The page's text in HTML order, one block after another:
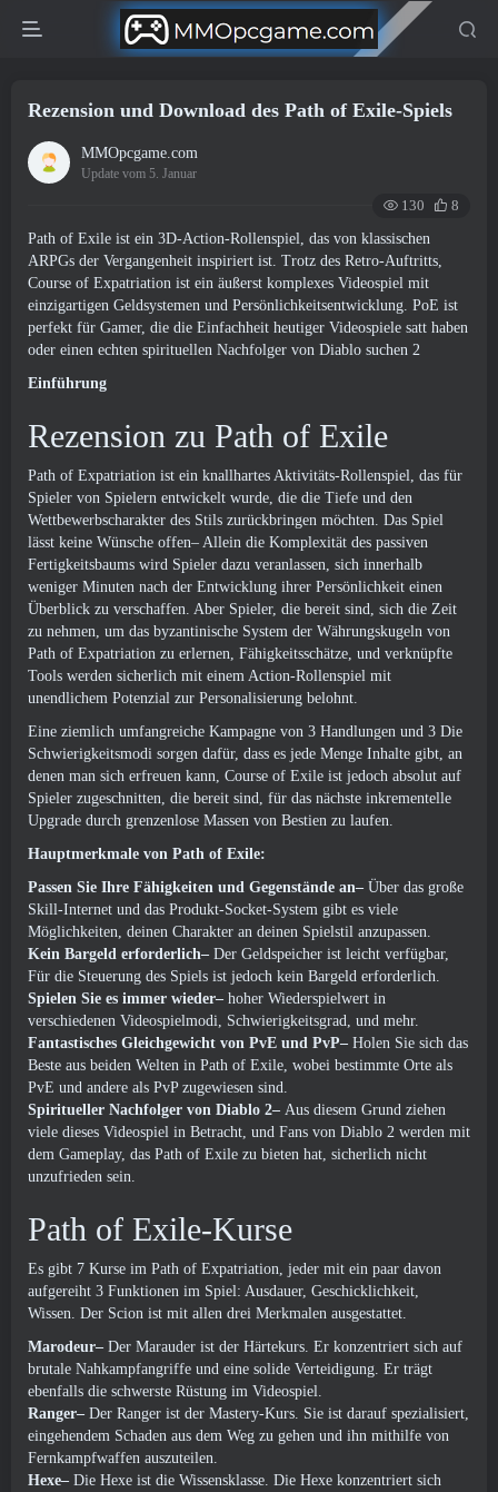
Rezension und Download des Path of Exile-Spiels
MMOpcgame.com
Update vom 5. Januar
130
8
Path of Exile ist ein 3D-Action-Rollenspiel, das von klassischen
ARPGs der Vergangenheit inspiriert ist. Trotz des Retro-Auftritts,
Course of Expatriation ist ein äußerst komplexes Videospiel mit
einzigartigen Geldsystemen und Persönlichkeitsentwicklung. PoE ist
perfekt für Gamer, die die Einfachheit heutiger Videospiele satt haben
oder einen echten spirituellen Nachfolger von Diablo suchen 2
Einführung
Rezension zu Path of Exile
Path of Expatriation ist ein knallhartes Aktivitäts-Rollenspiel, das für
Spieler von Spielern entwickelt wurde, die die Tiefe und den
Wettbewerbscharakter des Stils zurückbringen möchten. Das Spiel
lässt keine Wünsche offen– Allein die Komplexität des passiven
Fertigkeitsbaums wird Spieler dazu veranlassen, sich innerhalb
weniger Minuten nach der Entwicklung ihrer Persönlichkeit einen
Überblick zu verschaffen. Aber Spieler, die bereit sind, sich die Zeit
zu nehmen, um das byzantinische System der Währungskugeln von
Path of Expatriation zu erlernen, Fähigkeitsschätze, und verknüpfte
Tools werden sicherlich mit einem Action-Rollenspiel mit
unendlichem Potenzial zur Personalisierung belohnt.
Eine ziemlich umfangreiche Kampagne von 3 Handlungen und 3 Die
Schwierigkeitsmodi sorgen dafür, dass es jede Menge Inhalte gibt, an
denen man sich erfreuen kann, Course of Exile ist jedoch absolut auf
Spieler zugeschnitten, die bereit sind, für das nächste inkrementelle
Upgrade durch grenzenlose Massen von Bestien zu laufen.
Hauptmerkmale von Path of Exile:
Passen Sie Ihre Fähigkeiten und Gegenstände an– Über das große
Skill-Internet und das Produkt-Socket-System gibt es viele
Möglichkeiten, deinen Charakter an deinen Spielstil anzupassen.
Kein Bargeld erforderlich– Der Geldspeicher ist leicht verfügbar,
Für die Steuerung des Spiels ist jedoch kein Bargeld erforderlich.
Spielen Sie es immer wieder– hoher Wiederspielwert in
verschiedenen Videospielmodi, Schwierigkeitsgrad, und mehr.
Fantastisches Gleichgewicht von PvE und PvP– Holen Sie sich das
Beste aus beiden Welten in Path of Exile, wobei bestimmte Orte als
PvE und andere als PvP zugewiesen sind.
Spiritueller Nachfolger von Diablo 2– Aus diesem Grund ziehen
viele dieses Videospiel in Betracht, und Fans von Diablo 2 werden mit
dem Gameplay, das Path of Exile zu bieten hat, sicherlich nicht
unzufrieden sein.
Path of Exile-Kurse
Es gibt 7 Kurse im Path of Expatriation, jeder mit ein paar davon
aufgereiht 3 Funktionen im Spiel: Ausdauer, Geschicklichkeit,
Wissen. Der Scion ist mit allen drei Merkmalen ausgestattet.
Marodeur– Der Marauder ist der Härtekurs. Er konzentriert sich auf
brutale Nahkampfangriffe und eine solide Verteidigung. Er trägt
ebenfalls die schwerste Rüstung im Videospiel.
Ranger– Der Ranger ist der Mastery-Kurs. Sie ist darauf spezialisiert,
eingehendem Schaden aus dem Weg zu gehen und ihn mithilfe von
Fernkampfwaffen auszuteilen.
Hexe– Die Hexe ist die Wissensklasse. Die Hexe konzentriert sich